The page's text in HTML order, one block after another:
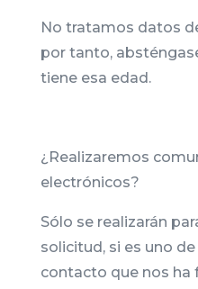
No tratamos datos
por tanto,
tiene esa edad.
¿Realizaremos
electrónicos?
Sólo se realizarán
solicitud, si es uno
contacto que nos ha